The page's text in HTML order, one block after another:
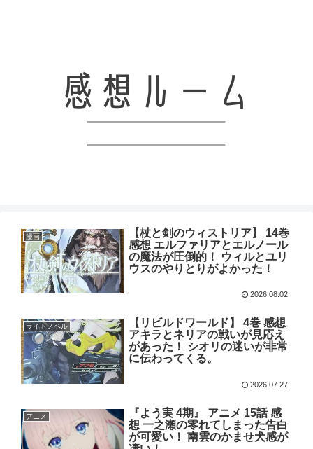
漫画
【杖と剣のウィストリア】 14巻
感想 エルファリアとエルノール
の魔法が圧倒的！ ウィルとユリ
ウスのやりとりがよかった！
2026.08.02
ライトノベル
【リビルドワールド】 4巻 感想
アキラとネリアの戦いが見応え
があった！ シオリの迷いが非常
に伝わってくる。
2026.07.27
アニメ
『よう実 4期』 アニメ 15話 感
想 一之瀬の零れてしまった告白
が可愛い！ 南雲のかませ犬感が